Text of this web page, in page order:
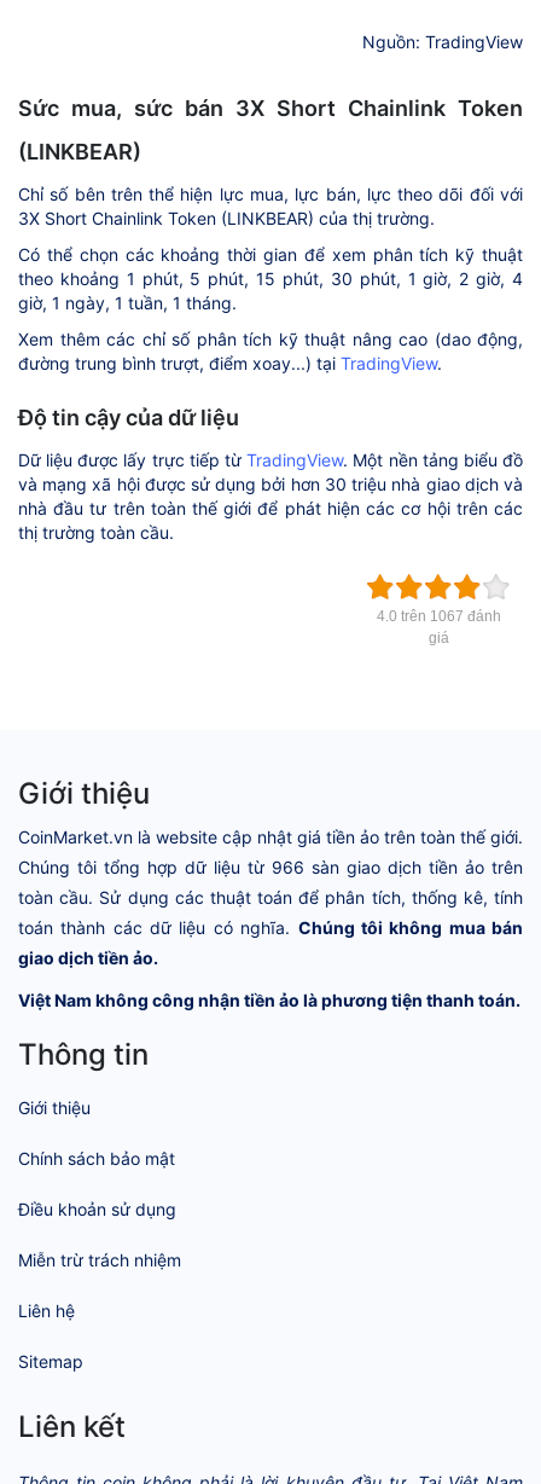
Nguồn: TradingView
Sức mua, sức bán 3X Short Chainlink Token
(LINKBEAR)
Chỉ số bên trên thể hiện lực mua, lực bán, lực theo dõi đối với
3X Short Chainlink Token (LINKBEAR) của thị trường.
Có thể chọn các khoảng thời gian để xem phân tích kỹ thuật
theo khoảng 1 phút, 5 phút, 15 phút, 30 phút, 1 giờ, 2 giờ, 4
giờ, 1 ngày, 1 tuần, 1 tháng.
Xem thêm các chỉ số phân tích kỹ thuật nâng cao (dao động,
đường trung bình trượt, điểm xoay...) tại TradingView.
Độ tin cậy của dữ liệu
Dữ liệu được lấy trực tiếp từTradingView. Một nền tảng biểu đồ
và mạng xã hội được sử dụng bởi hơn 30 triệu nhà giao dịch và
nhà đầu tư trên toàn thế giới để phát hiện các cơ hội trên các
thị trường toàn cầu.
4.0 trên 1067 đánh
giá
Giới thiệu
CoinMarket.vn là website cập nhật giá tiền ảo trên toàn thế giới.
Chúng tôi tổng hợp dữ liệu từ 966 sàn giao dịch tiền ảo trên
toàn cầu. Sử dụng các thuật toán để phân tích, thống kê, tính
toán thành các dữ liệu có nghĩa. Chúng tôi không mua bán
giao dịch tiền ảo.
Việt Nam không công nhận tiền ảo là phương tiện thanh toán.
Thông tin
Giới thiệu
Chính sách bảo mật
Điều khoản sử dụng
Miễn trừ trách nhiệm
Liên hệ
Sitemap
Liên kết